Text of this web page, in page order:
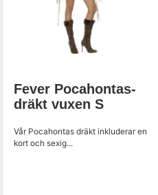
Fever Pocahontas-
dräkt vuxen S
Vår Pocahontas dräkt inkluderar en
kort och sexig...